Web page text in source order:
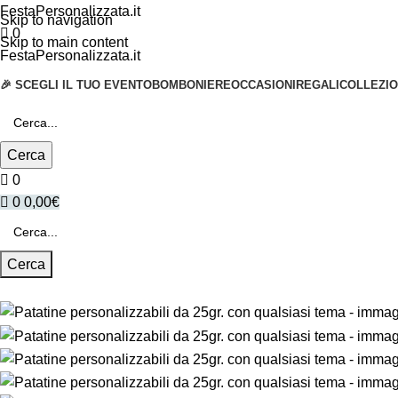
Skip to navigation
Skip to main content
FestaPersonalizzata.it
0
FestaPersonalizzata.it
🎉 SCEGLI IL TUO EVENTOBOMBONIEREOCCASIONI REGALI
Cerca
0
0 0,00€
Cerca